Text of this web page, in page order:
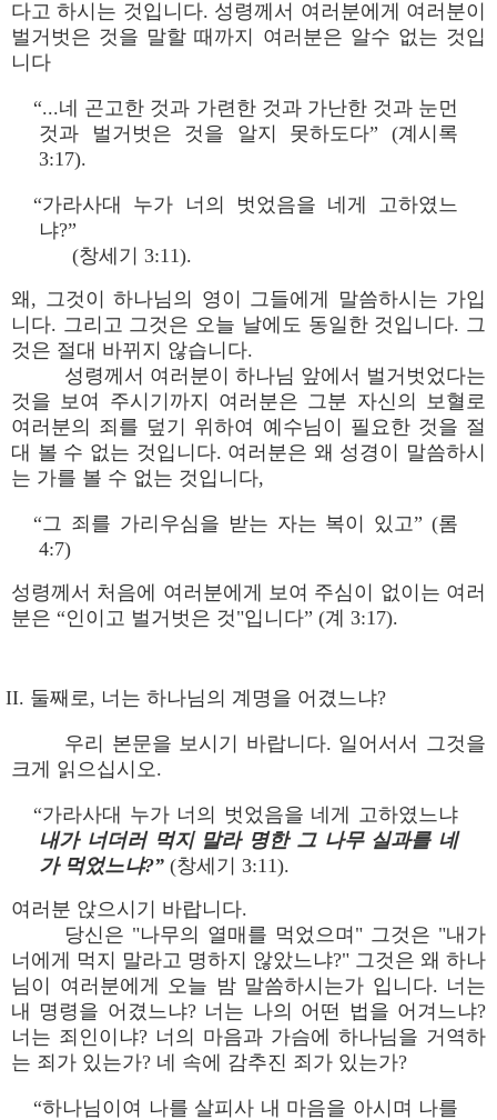
다고 하시는 것입니다. 성령께서 여러분에게 여러분이
벌거벗은 것을 말할 때까지 여러분은 알수 없는 것입
니다
“...네 곤고한 것과 가련한 것과 가난한 것과 눈먼
것과 벌거벗은 것을 알지 못하도다” (계시록
3:17).
“가라사대 누가 너의 벗었음을 네게 고하였느
냐?”
(창세기 3:11).
왜, 그것이 하나님의 영이 그들에게 말씀하시는 가입
니다. 그리고 그것은 오늘 날에도 동일한 것입니다. 그
것은 절대 바뀌지 않습니다.
성령께서 여러분이 하나님 앞에서 벌거벗었다는
것을 보여 주시기까지 여러분은 그분 자신의 보혈로
여러분의 죄를 덮기 위하여 예수님이 필요한 것을 절
대 볼 수 없는 것입니다. 여러분은 왜 성경이 말씀하시
는 가를 볼 수 없는 것입니다,
“그 죄를 가리우심을 받는 자는 복이 있고” (롬
4:7)
성령께서 처음에 여러분에게 보여 주심이 없이는 여러
분은 “인이고 벌거벗은 것"입니다” (계 3:17).
II. 둘째로, 너는 하나님의 계명을 어겼느냐?
우리 본문을 보시기 바랍니다. 일어서서 그것을
크게 읽으십시오.
“가라사대 누가 너의 벗었음을 네게 고하였느냐
내가 너더러 먹지 말라 명한 그 나무 실과를 네
가 먹었느냐?” (창세기 3:11).
여러분 앉으시기 바랍니다.
당신은 "나무의 열매를 먹었으며" 그것은 "내가
너에게 먹지 말라고 명하지 않았느냐?" 그것은 왜 하나
님이 여러분에게 오늘 밤 말씀하시는가 입니다. 너는
내 명령을 어겼느냐? 너는 나의 어떤 법을 어겨느냐?
너는 죄인이냐? 너의 마음과 가슴에 하나님을 거역하
는 죄가 있는가? 네 속에 감추진 죄가 있는가?
“하나님이여 나를 살피사 내 마음을 아시며 나를